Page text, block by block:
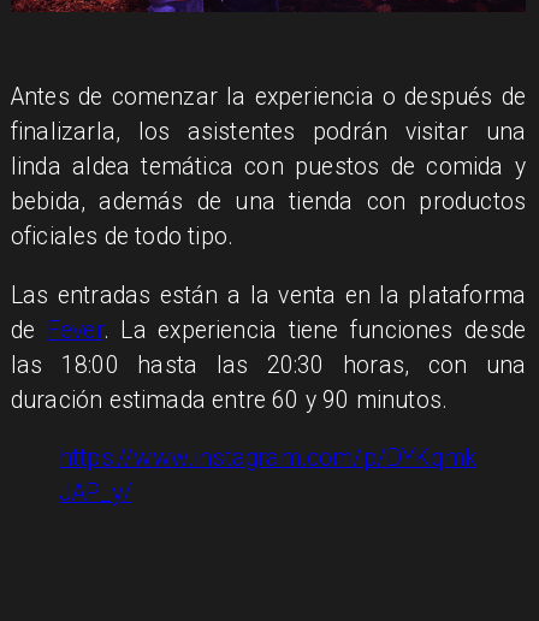
Antes de comenzar la experiencia o después de
finalizarla, los asistentes podrán visitar una
linda aldea temática con puestos de comida y
bebida, además de una tienda con productos
oficiales de todo tipo.
Las entradas están a la venta en la plataforma
de
Fever. La experiencia tiene funciones desde
las 18:00 hasta las 20:30 horas, con una
duración estimada entre 60 y 90 minutos.
https://www.instagram.com/p/DYKqmk
JAP_y/